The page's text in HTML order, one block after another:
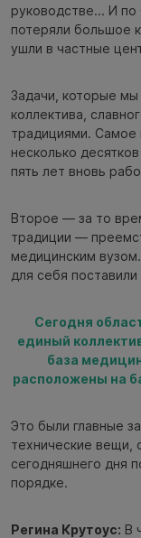
руководстве... И
потеряли большое
ушли в частные
Задачи, которые
коллектива,
традициями. Самое
несколько
пять лет вновь
Второе — за то
традиции —
медицинским
для себя
Сегодня
единый
база
расположены на
Это были главные
технические вещи,
сегодняшнего дня
порядке.
Регина Крутоус: В